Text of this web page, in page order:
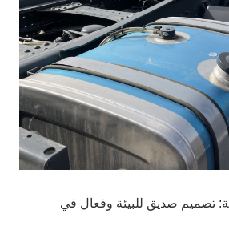
تصميم صديق للبيئة وفعال في